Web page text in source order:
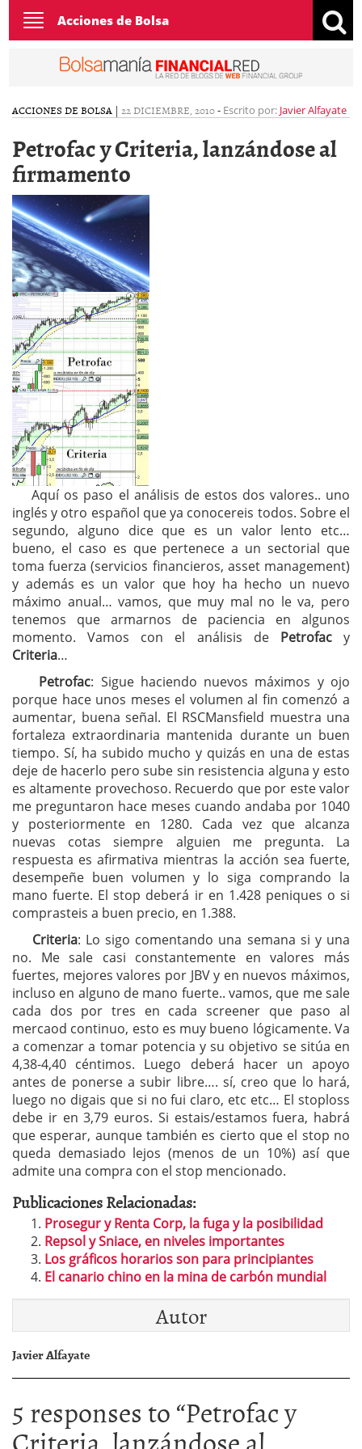
Toggle
navigation
Acciones de Bolsa
ACCIONES DE BOLSA | 22 DICIEMBRE, 2010- Escrito por: Javier Alfayate
Petrofac y Criteria, lanzándose al
firmamento
Aquí os paso el análisis de estos dos valores.. uno
inglés y otro español que ya conocereis todos. Sobre el
segundo, alguno dice que es un valor lento etc…
bueno, el caso es que pertenece a un sectorial que
toma fuerza (servicios financieros, asset management)
y además es un valor que hoy ha hecho un nuevo
máximo anual… vamos, que muy mal no le va, pero
tenemos que armarnos de paciencia en algunos
momento. Vamos con el análisis de Petrofacy
Criteria…
Petrofac: Sigue haciendo nuevos máximos y ojo
porque hace unos meses el volumen al fin comenzó a
aumentar, buena señal. El RSCMansfield muestra una
fortaleza extraordinaria mantenida durante un buen
tiempo. Sí, ha subido mucho y quizás en una de estas
deje de hacerlo pero sube sin resistencia alguna y esto
es altamente provechoso. Recuerdo que por este valor
me preguntaron hace meses cuando andaba por 1040
y posteriormente en 1280. Cada vez que alcanza
nuevas cotas siempre alguien me pregunta. La
respuesta es afirmativa mientras la acción sea fuerte,
desempeñe buen volumen y lo siga comprando la
mano fuerte. El stop deberá ir en 1.428 peniques o si
comprasteis a buen precio, en 1.388.
Criteria: Lo sigo comentando una semana si y una
no. Me sale casi constantemente en valores más
fuertes, mejores valores por JBV y en nuevos máximos,
incluso en alguno de mano fuerte.. vamos, que me sale
cada dos por tres en cada screener que paso al
mercaod continuo, esto es muy bueno lógicamente. Va
a comenzar a tomar potencia y su objetivo se sitúa en
4,38-4,40 céntimos. Luego deberá hacer un apoyo
antes de ponerse a subir libre…. sí, creo que lo hará,
luego no digais que si no fui claro, etc etc… El stoploss
debe ir en 3,79 euros. Si estais/estamos fuera, habrá
que esperar, aunque también es cierto que el stop no
queda demasiado lejos (menos de un 10%) así que
admite una compra con el stop mencionado.
Publicaciones Relacionadas:
Prosegur y Renta Corp, la fuga y la posibilidad
Repsol y Sniace, en niveles importantes
Los gráficos horarios son para principiantes
El canario chino en la mina de carbón mundial
Autor
Javier Alfayate
5 responses to “Petrofac y